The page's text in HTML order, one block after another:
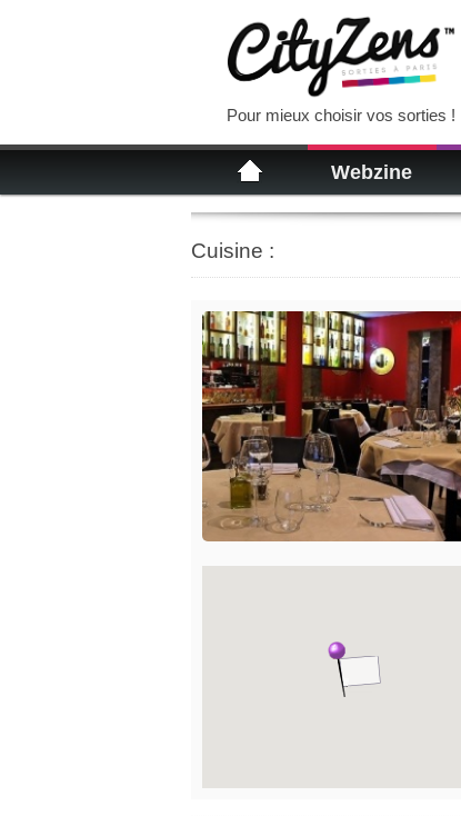
Pour mieux choisir vos sorties !
Webzine
Cuisine :